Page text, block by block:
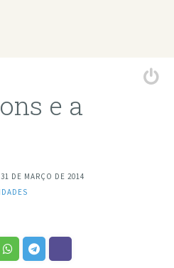
e a
31 DE MARÇO DE 2014